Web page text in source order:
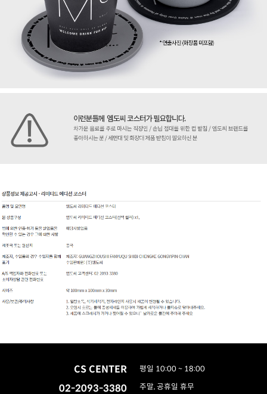
CS CENTER
02-2093-3380
평일 10:00 ~ 18:00
주말, 공휴일 휴무